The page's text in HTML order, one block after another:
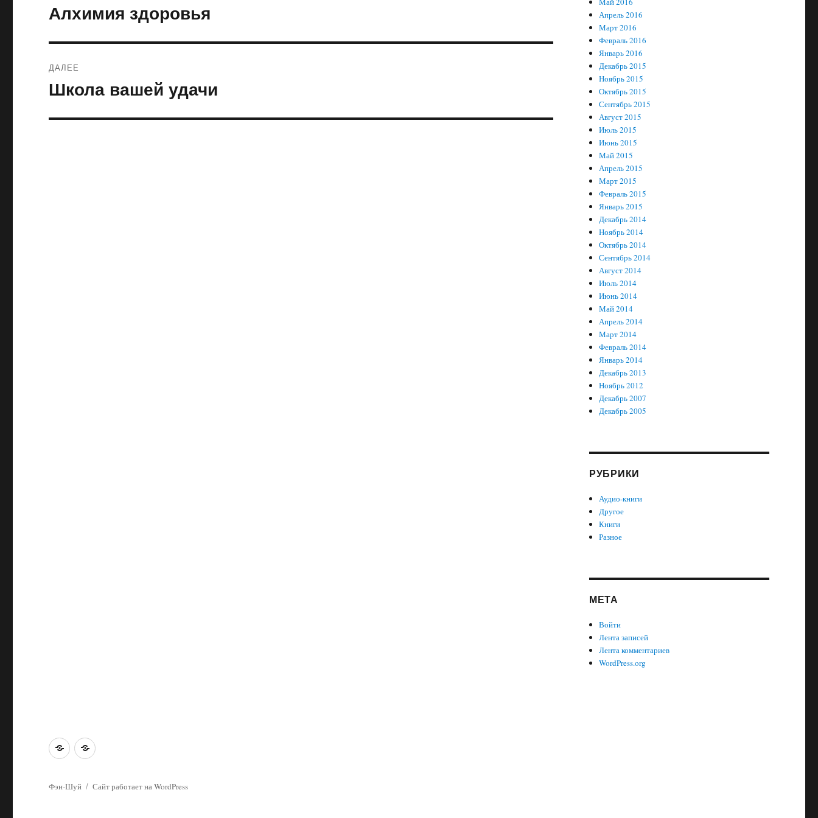
по
Предыдущая
Алхимия здоровья
ДАЛЕЕ
Следующая
Школа вашей удачи
Апрель 2016
Март 2016
Февраль 2016
Январь 2016
Декабрь 2015
Ноябрь 2015
Октябрь 2015
Сентябрь 2015
Август 2015
Июль 2015
Июнь 2015
Май 2015
Апрель 2015
Март 2015
Февраль 2015
Январь 2015
Декабрь 2014
Ноябрь 2014
Октябрь 2014
Сентябрь 2014
Август 2014
Июль 2014
Июнь 2014
Май 2014
Апрель 2014
Март 2014
Февраль 2014
Январь 2014
Декабрь 2013
Ноябрь 2012
Декабрь 2007
Декабрь 2005
РУБРИКИ
Аудио-книги
Другое
Книги
Разное
МЕТА
Войти
Лента записей
Лента комментариев
WordPress.org
ГлавнаяОб
Фэн-Шуй Сайт работает на WordPress